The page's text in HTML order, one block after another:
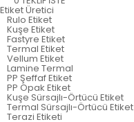
EtiketÜretici
Rulo Etiket
Kuşe Etiket
Fastyre Etiket
Termal Etiket
Vellum Etiket
Lamine Termal
PP Şeffaf Etiket
PP Opak Etiket
Kuşe Sürsajlı-Örtücü Etiket
Termal Sürsajlı-Örtücü Etiket
Terazi Etiketi